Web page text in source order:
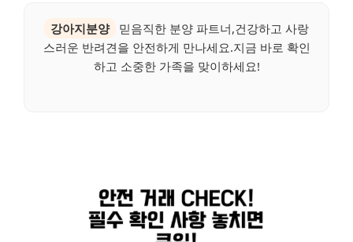
강아지분양
믿음직한 분양 파트너,건강하고 사랑
스러운 반려견을 안전하게 만나세요.지금 바로 확인
하고 소중한 가족을 맞이하세요!